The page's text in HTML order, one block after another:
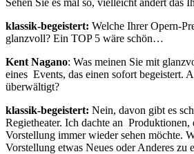
klassik-begeistert: Welche Ihrer Opern-
glanzvoll? Ein TOP 5 wäre schön…
Kent Nagano: Was meinen Sie mit
eines Events, das einen sofort begeistert.
überwältigt?
klassik-begeistert: Nein, davon gibt es
Regietheater. Ich dachte an Produktionen,
Vorstellung immer wieder sehen möchte.
Vorstellung etwas Neues oder Anderes zu